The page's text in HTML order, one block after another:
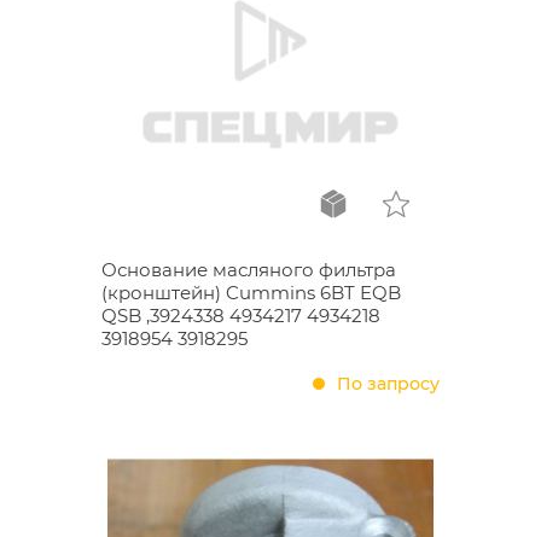
Основание масляного фильтра
(кронштейн) Cummins 6BT EQB
QSB ,3924338 4934217 4934218
3918954 3918295
По запросу